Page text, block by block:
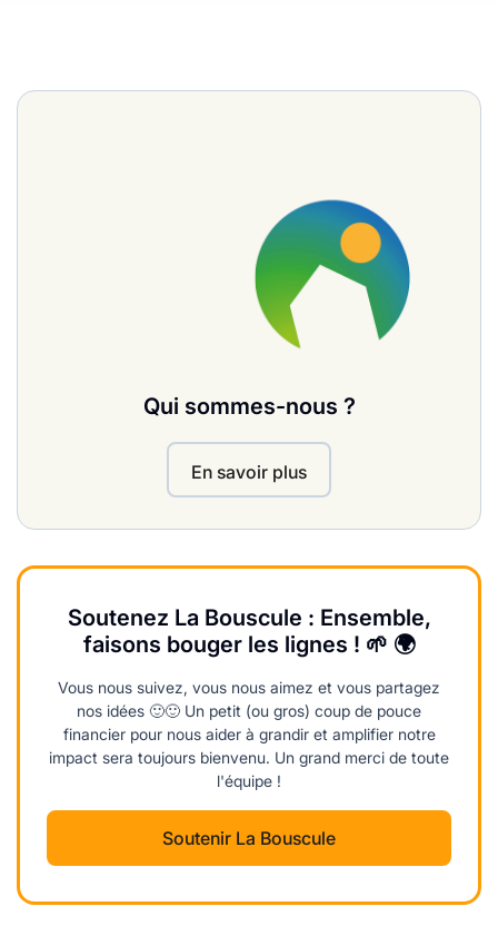
Qui sommes-nous ?
En savoir plus
Soutenez La Bouscule : Ensemble,
faisons bouger les lignes ! 🌱 🌍
Vous nous suivez, vous nous aimez et vous partagez
nos idées 🙂🙂 Un petit (ou gros) coup de pouce
financier pour nous aider à grandir et amplifier notre
impact sera toujours bienvenu. Un grand merci de toute
l'équipe !
Soutenir La Bouscule